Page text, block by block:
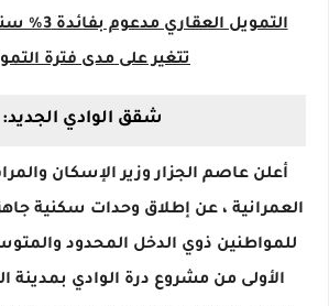
التمويل
تتغير على مدى فترة
شقق الوادي الجديد:
أعلن عاصم الجزار وزير الإسكان
العمرانية ، عن إطلاق وحدات سكنية
للمواطنين ذوي الدخل المحدود
الأولى من مشروع درة الوادي بمدينة